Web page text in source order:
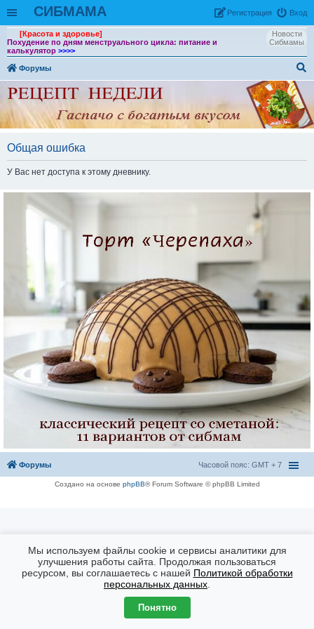
СИБМАМА Вход
Рeгиcтpaция
Новости
Сибмамы
[Красота и здоровье]
Похудение по дням менструального цикла: питание и
калькулятор >>>>
Форумы
ск
Общая ошибка
У Вас нет доступа к этому дневнику.
Форумы Часовой пояс: GMT + 7
Создано на основе phpBB® Forum Software © phpBB Limited
Мы используем файлы cookie и сервисы аналитики для
улучшения работы сайта. Продолжая пользоваться
ресурсом, вы соглашаетесь с нашей Политикой обработки
персональных данных
Понятно